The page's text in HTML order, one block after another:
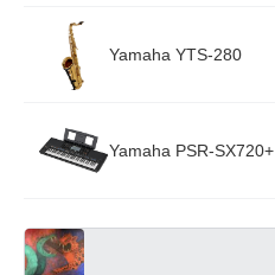
Yamaha YTS-280
Yamaha PSR-SX720+